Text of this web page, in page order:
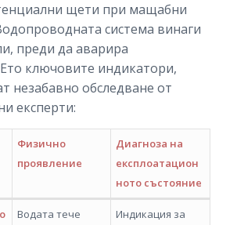
щети при мащабни
система винаги
преди да аварира
ключовите индикатори,
незабавно обследване от
експерти:
Физично
проявление
Диагноза на
експлоатацион
ното състояние
Водата тече
Индикация за